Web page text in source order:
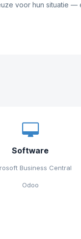
voor hun situatie —
Software
Business Central
Odoo